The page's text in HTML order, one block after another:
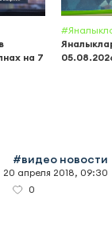
на 7
#видео новости
20 апреля 2018, 09:30
0